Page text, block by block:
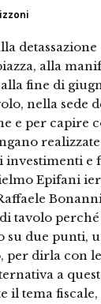
alla
fine di
nella sede
e per capire
e
Epifani
tavolo
su due punti,
dirla con
a
il tema